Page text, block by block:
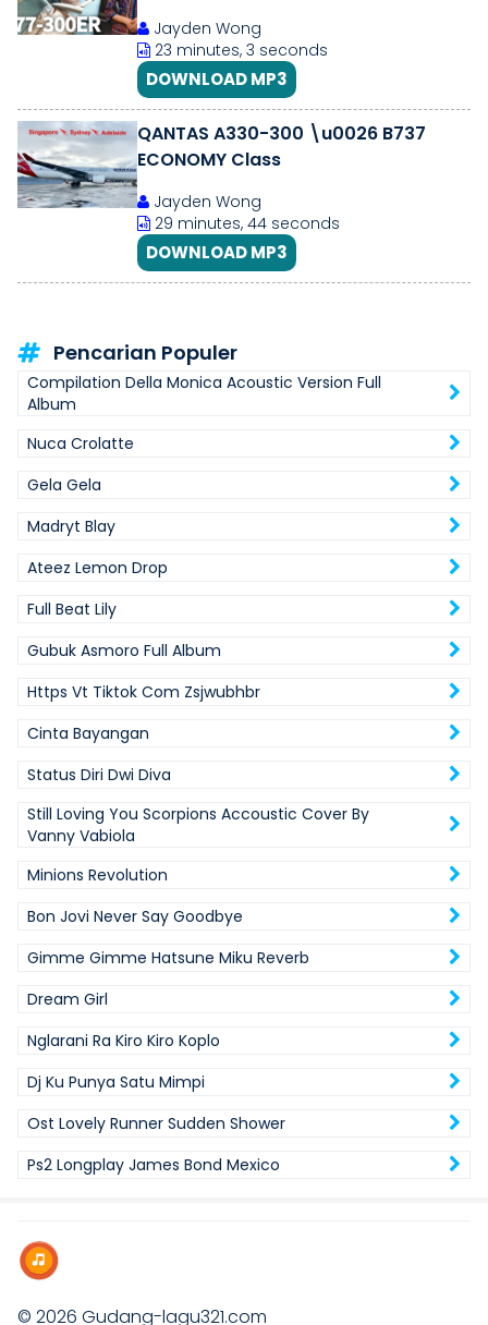
Jayden Wong
23 minutes, 3 seconds
DOWNLOAD MP3
QANTAS A330-300 \u0026 B737
ECONOMY Class
Jayden Wong
29 minutes, 44 seconds
DOWNLOAD MP3
Pencarian Populer
Compilation Della Monica Acoustic Version Full
Album
Nuca Crolatte
Gela Gela
Madryt Blay
Ateez Lemon Drop
Full Beat Lily
Gubuk Asmoro Full Album
Https Vt Tiktok Com Zsjwubhbr
Cinta Bayangan
Status Diri Dwi Diva
Still Loving You Scorpions Accoustic Cover By
Vanny Vabiola
Minions Revolution
Bon Jovi Never Say Goodbye
Gimme Gimme Hatsune Miku Reverb
Dream Girl
Nglarani Ra Kiro Kiro Koplo
Dj Ku Punya Satu Mimpi
Ost Lovely Runner Sudden Shower
Ps2 Longplay James Bond Mexico
© 2026 Gudang-lagu321.com